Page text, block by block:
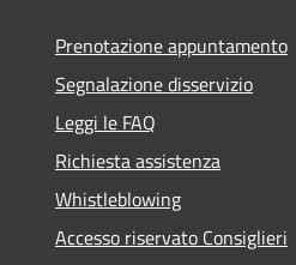
Prenotazione appuntamento
Segnalazione disservizio
Leggi le FAQ
Richiesta assistenza
Whistleblowing
Accesso riservato Consiglieri